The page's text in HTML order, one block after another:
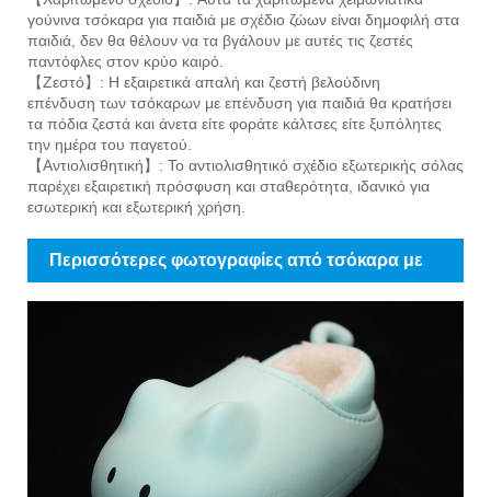
γούνινα τσόκαρα για παιδιά με σχέδιο ζώων είναι δημοφιλή στα
παιδιά, δεν θα θέλουν να τα βγάλουν με αυτές τις ζεστές
παντόφλες στον κρύο καιρό.
【Ζεστό】: Η εξαιρετικά απαλή και ζεστή βελούδινη
επένδυση των τσόκαρων με επένδυση για παιδιά θα κρατήσει
τα πόδια ζεστά και άνετα είτε φοράτε κάλτσες είτε ξυπόλητες
την ημέρα του παγετού.
【Αντιολισθητική】: Το αντιολισθητικό σχέδιο εξωτερικής σόλας
παρέχει εξαιρετική πρόσφυση και σταθερότητα, ιδανικό για
εσωτερική και εξωτερική χρήση.
Περισσότερες φωτογραφίες από τσόκαρα με
επένδυση για παιδιά